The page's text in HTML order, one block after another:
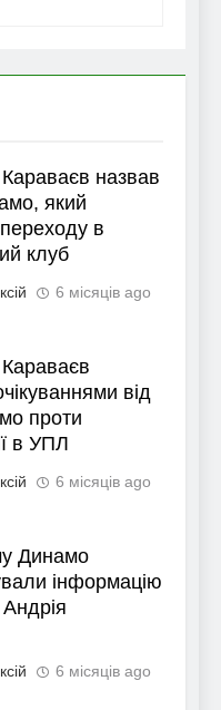
назвав
який
в
клуб
6 місяців ago
від
проти
в УПЛ
6 місяців ago
Динамо
інформацію
6 місяців ago